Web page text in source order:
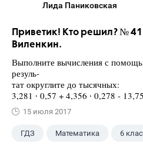
Лида Паниковская
Приветик! Кто решил? №
Виленкин.
Выполните вычисления с
резуль-
тат округлите до тысячных:
3,281 ∙ 0,57 + 4,356 ∙ 0,278 -
15 июля 2017
ГДЗ Математика 6